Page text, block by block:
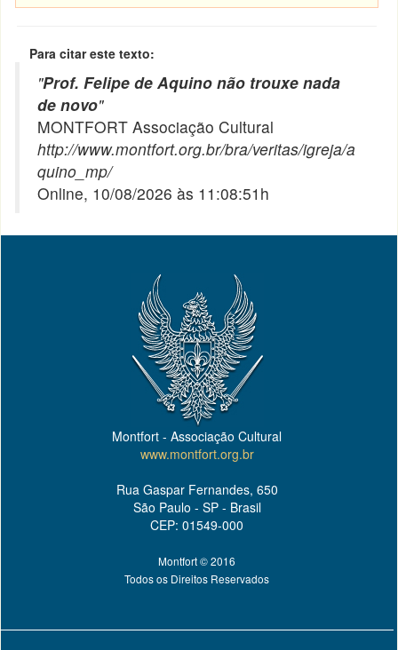
Para citar este texto:
"Prof. Felipe de Aquino não trouxe nada
de novo"
MONTFORT Associação Cultural
http://www.montfort.org.br/bra/veritas/igreja/a
quino_mp/
Online, 10/08/2026 às 11:08:51h
Montfort - Associação Cultural
www.montfort.org.br
Rua Gaspar Fernandes, 650
São Paulo - SP - Brasil
CEP: 01549-000
Montfort © 2016
Todos os Direitos Reservados